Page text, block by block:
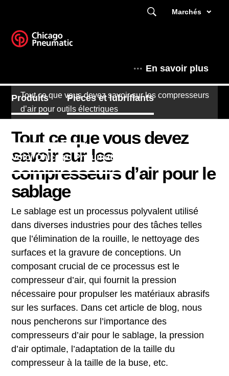
Marchés
En savoir plus
Produits Pièces et lubrifiants
Voici Chicago Pneumatic
Tout ce que vous devez savoir sur les compresseurs
d’air pour outils électriques
Tout ce que vous devez
savoir sur les
compresseurs d’air pour le
sablage
Le sablage est un processus polyvalent utilisé
dans diverses industries pour des tâches telles
que l’élimination de la rouille, le nettoyage des
surfaces et la gravure de conceptions. Un
composant crucial de ce processus est le
compresseur d’air, qui fournit la pression
nécessaire pour propulser les matériaux abrasifs
sur les surfaces. Dans cet article de blog, nous
nous pencherons sur l’importance des
compresseurs d’air pour le sablage, la pression
d’air optimale, l’adaptation de la taille du
compresseur à la taille de la buse, etc.